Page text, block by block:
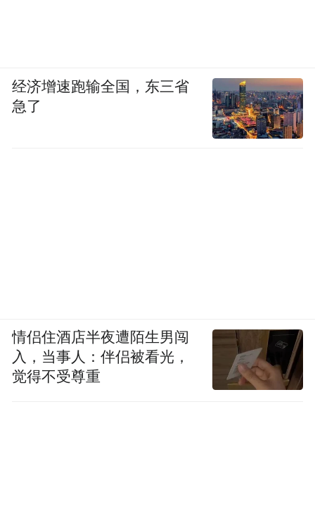
经济增速跑输全国，东三省
急了
情侣住酒店半夜遭陌生男闯
入，当事人：伴侣被看光，
觉得不受尊重